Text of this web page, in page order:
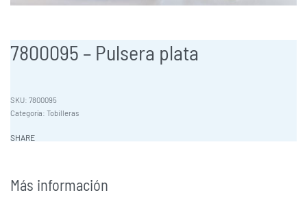
7800095 – Pulsera plata
7800095
Categoría: Tobilleras
SHARE
Más información